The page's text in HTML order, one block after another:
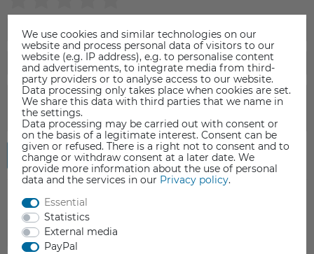
Submit review
ACCESSORIES
We use cookies and similar technologies on our
website and process personal data of visitors to our
website (e.g. IP address), e.g. to personalise content
and advertisements, to integrate media from third-
party providers or to analyse access to our website.
Data processing only takes place when cookies are set.
We share this data with third parties that we name in
the settings.
Data processing may be carried out with consent or
on the basis of a legitimate interest. Consent can be
given or refused. There is a right not to consent and to
change or withdraw consent at a later date. We
provide more information about the use of personal
data and the services in our Privacy policy.
Essential
Statistics
External media
PayPal